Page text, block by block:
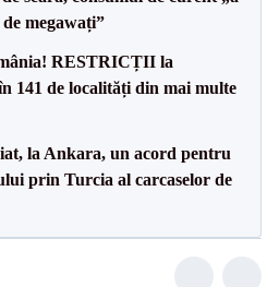
megawați”
RESTRICȚII la
141 de localități din mai multe
la Ankara, un acord pentru
prin Turcia al carcaselor de